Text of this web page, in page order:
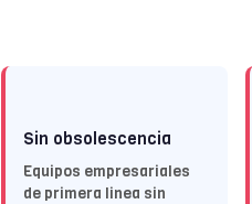
Sin obsolescencia
Equipos empresariales
de primera linea sin